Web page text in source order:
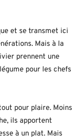
et se transmet ici
Mais à la
prennent une
pour les chefs
pour plaire. Moins
ils apportent
à un plat. Mais